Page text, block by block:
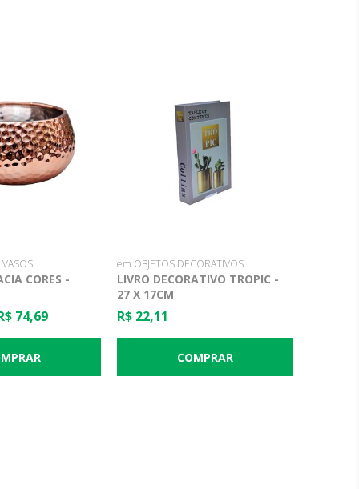
CORES -
74,69
em OBJETOS DECORATIVOS
LIVRO DECORATIVO TROPIC -
27 X 17CM
R$ 22,11